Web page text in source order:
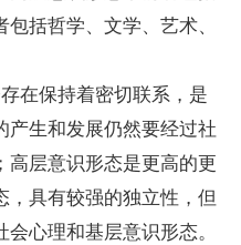
括哲学、文学、艺术、
保持着密切联系，是
生和发展仍然要经过社
层意识形态是更高的更
具有较强的独立性，但
心理和基层意识形态。